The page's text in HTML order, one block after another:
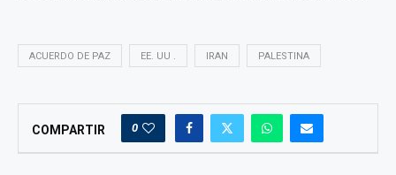
ACUERDO DE PAZ EE. UU . IRAN PALESTINA
COMPARTIR 0